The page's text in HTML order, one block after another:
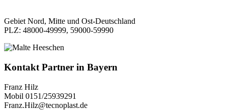
Gebiet Nord, Mitte und Ost-Deutschland
PLZ: 48000-49999, 59000-59990
Kontakt Partner in Bayern
Franz Hilz
Mobil 0151/25939291
Franz.Hilz@tecnoplast.de